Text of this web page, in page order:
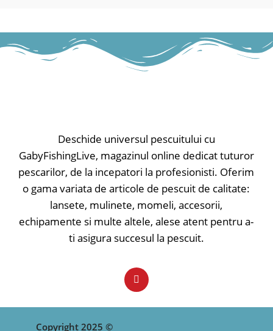
Deschide universul pescuitului cu
GabyFishingLive, magazinul online dedicat tuturor
pescarilor, de la incepatori la profesionisti. Oferim
o gama variata de articole de pescuit de calitate:
lansete, mulinete, momeli, accesorii,
echipamente si multe altele, alese atent pentru a-
ti asigura succesul la pescuit.
Copyright 2025 ©